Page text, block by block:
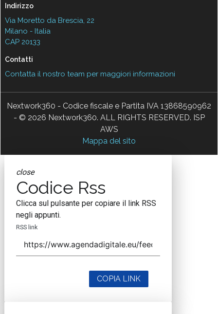
Indirizzo
Via Moretto da Brescia, 22
Milano - Italia
CAP 20133
Contatti
Contatta il nostro team per maggiori informazioni
Nextwork360 - Codice fiscale e Partita IVA 13868590962
- © 2026 Nextwork360. ALL RIGHTS RESERVED. ISP
AWS
Mappa del sito
close
Codice Rss
Clicca sul pulsante per copiare il link RSS
negli appunti.
RSS link
COPIA LINK